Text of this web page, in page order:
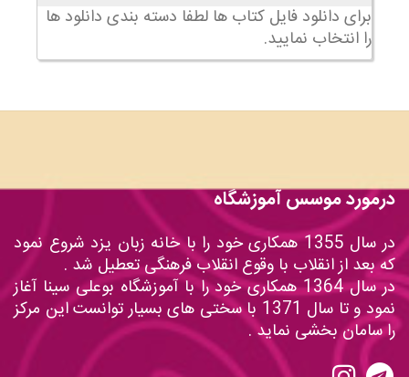
برای دانلود فایل کتاب ها لطفا دسته بندی دانلود ها
را انتخاب نمایید.
درمورد موسس آموزشگاه
در سال 1355 همکاری خود را با خانه زبان یزد شروع نمود
که بعد از انقلاب با وقوع انقلاب فرهنگی تعطیل شد .
در سال 1364 همکاری خود را با آموزشگاه بوعلی سینا آغاز
نمود و تا سال 1371 با سختی های بسیار توانست این مرکز
را سامان بخشی نماید .